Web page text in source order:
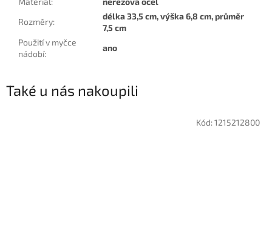
Rozměry:
délka 33,5 cm, výška 6,8 cm, průměr
7,5 cm
Použití v myčce
nádobí:
ano
Také u nás nakoupili
Kód:1215212800